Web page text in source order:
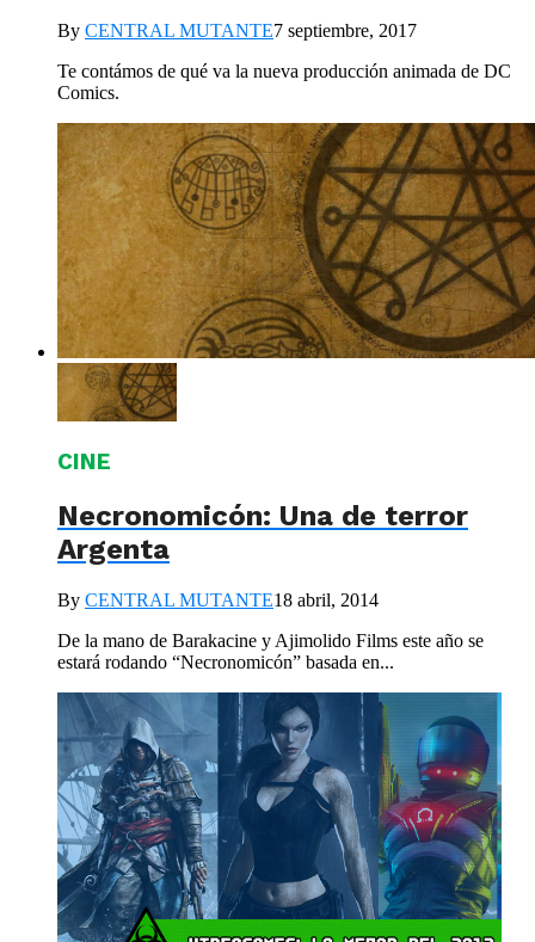
By CENTRAL MUTANTE7 septiembre, 2017
Te contámos de qué va la nueva producción animada de DC
Comics.
CINE
Necronomicón: Una de terror
Argenta
By CENTRAL MUTANTE18 abril, 2014
De la mano de Barakacine y Ajimolido Films este año se
estará rodando “Necronomicón” basada en...